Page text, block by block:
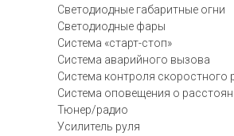
Светодиодные габаритные огни
Светодиодные фары
Система «старт-стоп»
Система аварийного вызова
Система контроля скоростного
Система оповещения о
Тюнер/радио
Усилитель руля